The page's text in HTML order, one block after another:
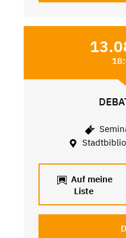
Auf meine
Liste